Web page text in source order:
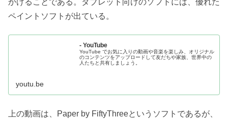
ペイントソフトが出ている。
- YouTube
YouTube でお気に入りの動画や音楽を楽しみ、オリジナル
のコンテンツをアップロードして友だちや家族、世界中の
人たちと共有しましょう。
youtu.be
上の動画は、Paper by FiftyThreeというソフトであるが、